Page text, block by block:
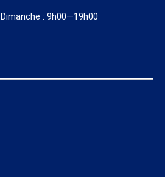
Dimanche : 9h00—19h00